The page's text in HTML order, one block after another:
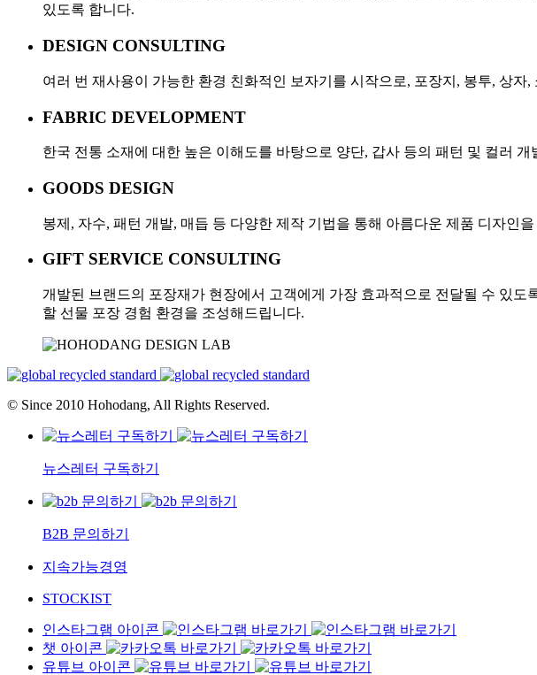
있도록 합니다.
DESIGN CONSULTING
여러 번 재사용이 가능한 환경 친화적인 보자기를 시작으로, 포장지, 봉투, 상
FABRIC DEVELOPMENT
한국 전통 소재에 대한 높은 이해도를 바탕으로 양단, 갑사 등의 패턴 및 컬러
GOODS DESIGN
봉제, 자수, 패턴 개발, 매듭 등 다양한 제작 기법을 통해 아름다운 제품 디자인
GIFT SERVICE CONSULTING
개발된 브랜드의 포장재가 현장에서 고객에게 가장 효과적으로 전달될 수 있
할 선물 포장 경험 환경을 조성해드립니다.
© Since 2010 Hohodang, All Rights Reserved.
뉴스레터 구독하기
B2B 문의하기
지속가능경영
STOCKIST
인스타그램 아이콘
챗 아이콘
유튜브 아이콘